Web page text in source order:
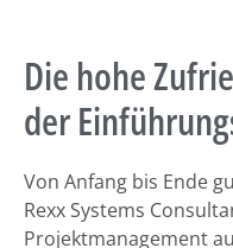
Die hohe
der
Von Anfang bis Ende
Rexx Systems
Projektmanagement